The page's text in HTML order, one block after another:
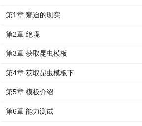
第1章 窘迫的现实
第2章 绝境
第3章 获取昆虫模板
第4章 获取昆虫模板下
第5章 模板介绍
第6章 能力测试